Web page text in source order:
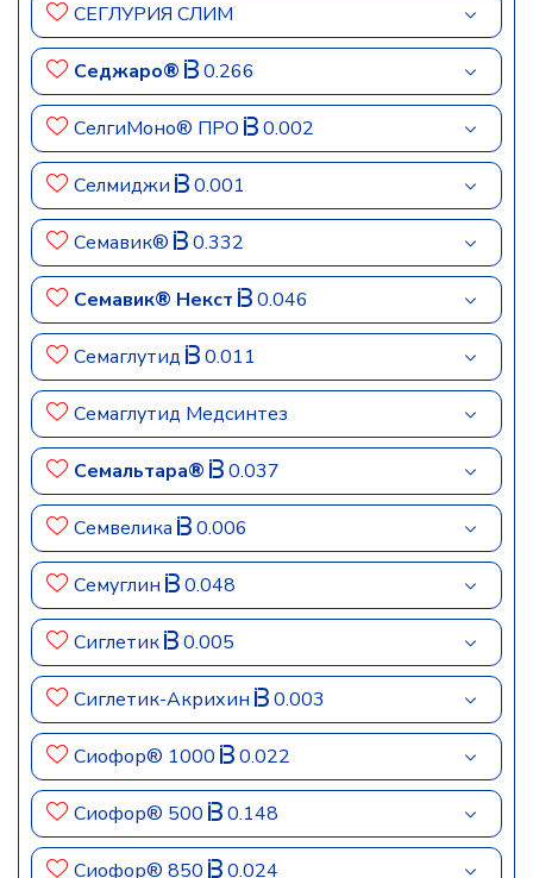
СЕГЛУРИЯ СЛИМ
Седжаро® 0.266
СелгиМоно® ПРО 0.002
Селмиджи 0.001
Семавик® 0.332
Семавик® Некст 0.046
Семаглутид 0.011
Семаглутид Медсинтез
Семальтара® 0.037
Семвелика 0.006
Семуглин 0.048
Сиглетик 0.005
Сиглетик-Акрихин 0.003
Сиофор® 1000 0.022
Сиофор® 500 0.148
Сиофор® 850 0.024